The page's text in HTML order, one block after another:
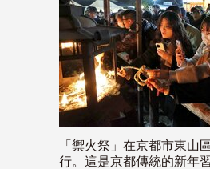
「禦火祭」在京都市東山
行。這是京都傳統的新年